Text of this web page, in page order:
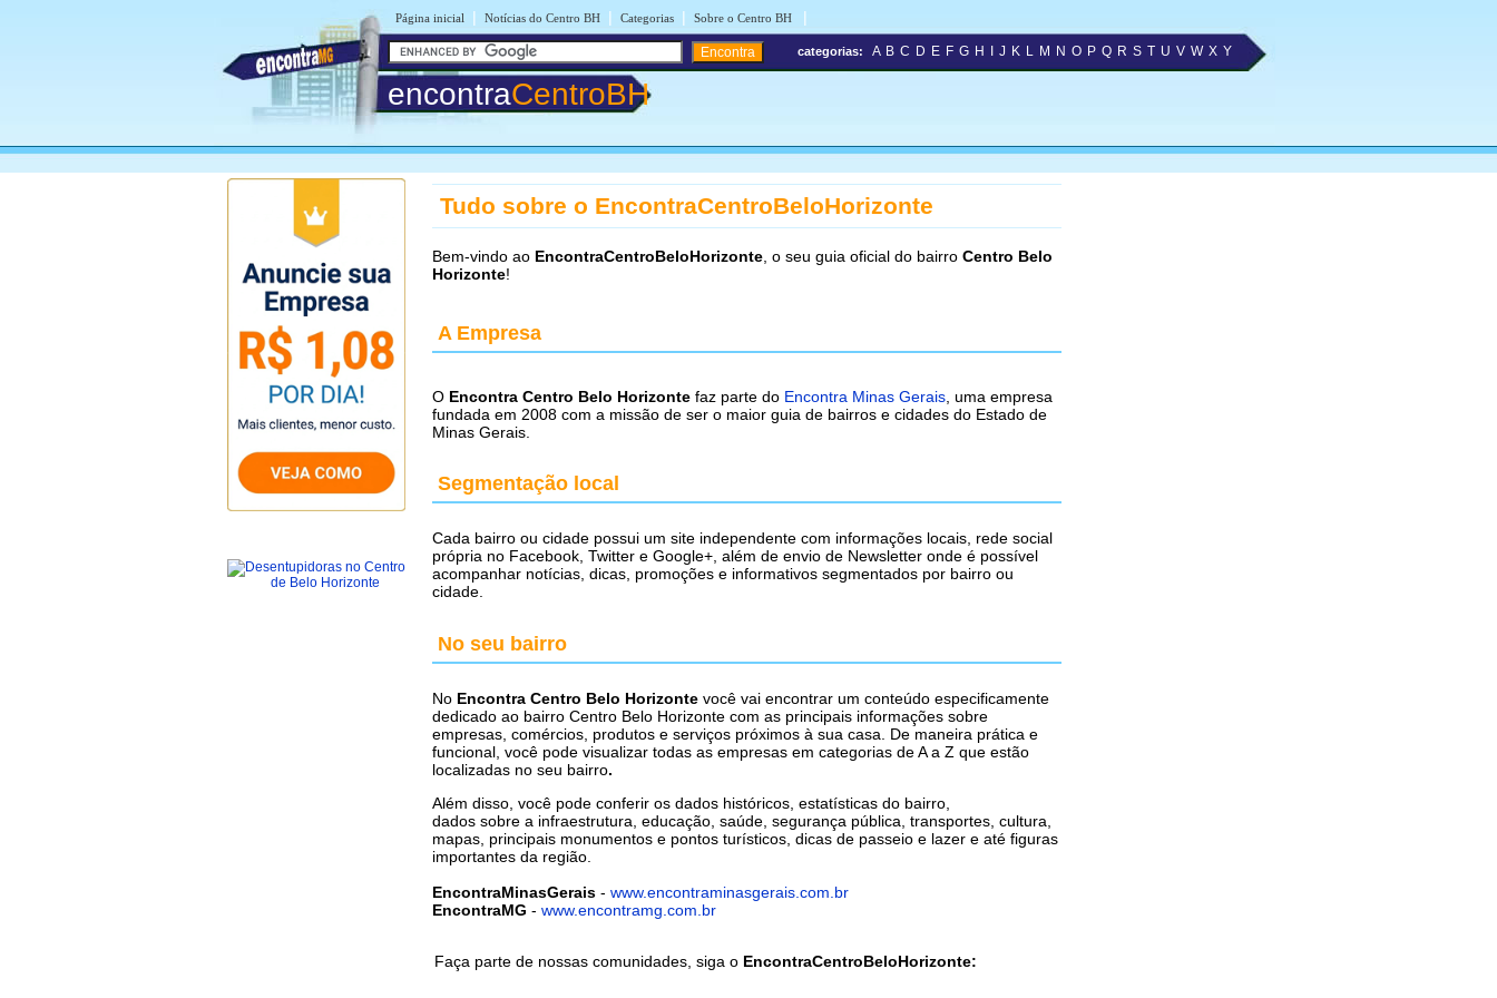
Página inicial | Notícias do Centro BH | Categorias | Sobre o Centro BH |
encontraCentroBH
categorias: A B C D E F G H J K L M N O P Q R S T U V W X Y
Tudo sobre o EncontraCentroBeloHorizonte
Bem-vindo ao EncontraCentroBeloHorizonte, o seu guia oficial do bairro Centro Belo
Horizonte!
A Empresa
O Encontra Centro Belo Horizonte faz parte do Encontra Minas Gerais , uma empresa
fundada em 2008 com a missão de ser o maior guia de bairros e cidades do Estado de
Minas Gerais.
Segmentação local
Cada bairro ou cidade possui um site independente com informações locais, rede social
própria no Facebook, Twitter e Google+, além de envio de Newsletter onde é possível
acompanhar notícias, dicas, promoções e informativos segmentados por bairro ou
cidade.
No seu bairro
No Encontra Centro Belo Horizonte você vai encontrar um conteúdo especificamente
dedicado ao bairro Centro Belo Horizonte com as principais informações sobre
empresas, comércios, produtos e serviços próximos à sua casa. De maneira prática e
funcional, você pode visualizar todas as empresas em categorias de A a Z que estão
localizadas no seu bairro.
Além disso, você pode conferir os dados históricos, estatísticas do bairro,
dados sobre a infraestrutura, educação, saúde, segurança pública, transportes, cultura,
mapas, principais monumentos e pontos turísticos, dicas de passeio e lazer e até figuras
importantes da região.
EncontraMinasGerais - www.encontraminasgerais.com.br
EncontraMG - www.encontramg.com.br
Faça parte de nossas comunidades, siga o EncontraCentroBeloHorizonte: